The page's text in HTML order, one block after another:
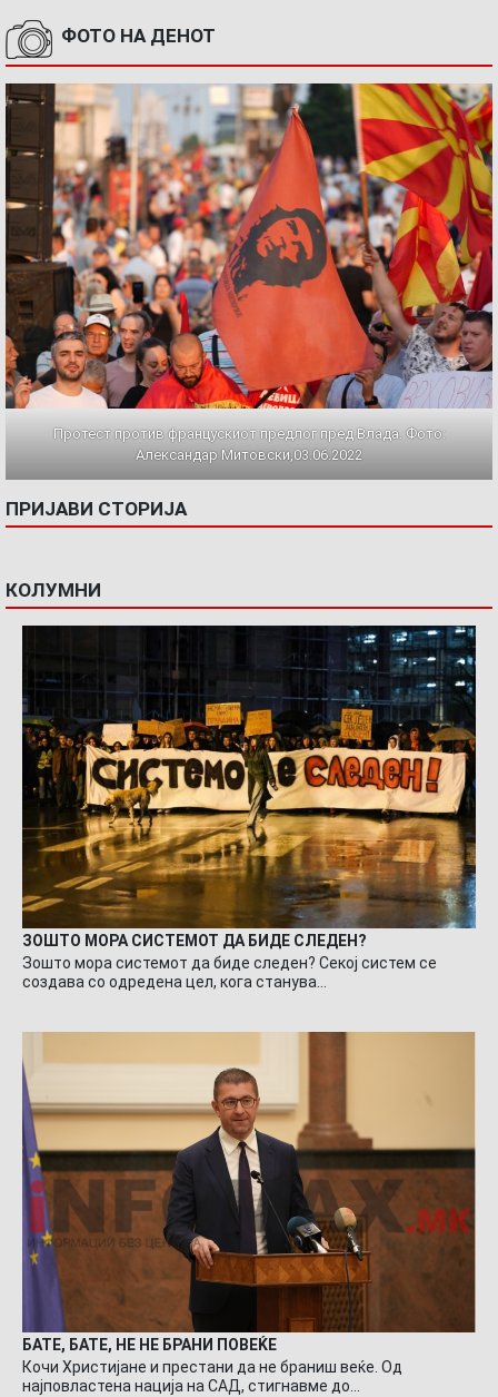
ФОТО НА ДЕНОТ
Протест против францускиот предлог пред Влада. Фото:
Александар Митовски,03.06.2022
ПРИЈАВИ СТОРИЈА
КОЛУМНИ
ЗОШТО МОРА СИСТЕМОТ ДА БИДЕ СЛЕДЕН?
Зошто мора системот да биде следен? Секој систем се
создава со одредена цел, кога станува…
БАТЕ, БАТЕ, НЕ НЕ БРАНИ ПОВЕЌЕ
Кочи Христијане и престани да не браниш веќе. Од
најповластена нација на САД, стигнавме до…